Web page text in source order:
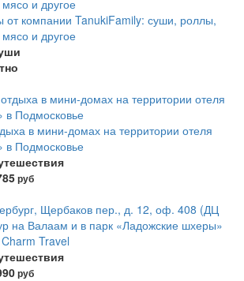
от компании TanukiFamily: суши, роллы,
и другое
в мини-домах на территории отеля
в Подмосковье
руб
на Валаам и в парк «Ладожские шхеры»
Travel
руб